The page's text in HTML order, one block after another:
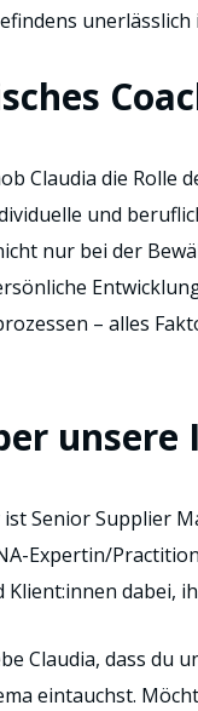
unerlässlich
Claudia die Rolle
und
nur bei der
– alles
unsere
Senior Supplier
Expertin/
Klient:innen dabei,
Claudia, dass du
eintauchst.